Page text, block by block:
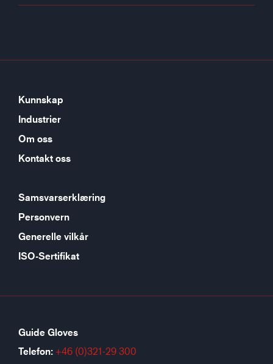
Kunnskap
Industrier
Om oss
Kontakt oss
Samsvarserklæring
Personvern
Generelle vilkår
ISO-Sertifikat
Guide Gloves
Telefon: +46 (0)321-29 300